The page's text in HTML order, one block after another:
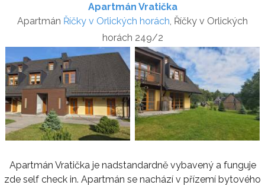
Apartmán Vratička
Apartmán Říčky v Orlických horách , Říčky v Orlických
horách 249/2
Apartmán Vratička je nadstandardně vybavený a funguje
zde self check in. Apartmán se nachází v přízemí bytového